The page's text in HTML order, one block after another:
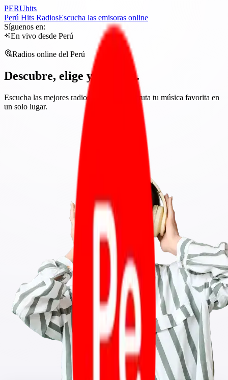
PERUhits
Perú Hits RadiosEscucha las emisoras online
Síguenos en:
En vivo desde Perú
Radios online del Perú
Descubre, elige y escucha.
Escucha las mejores radios del Perú y disfruta tu música favorita en
un solo lugar.